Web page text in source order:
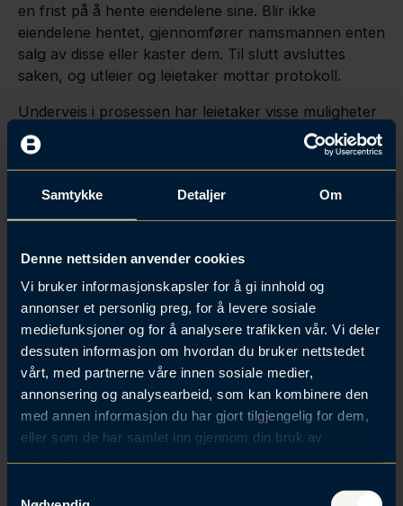
Samtykke Detaljer Om
Denne nettsiden anvender cookies
Vi bruker informasjonskapsler for å gi innhold og
annonser et personlig preg, for å levere sosiale
mediefunksjoner og for å analysere trafikken vår. Vi deler
dessuten informasjon om hvordan du bruker nettstedet
vårt, med partnerne våre innen sosiale medier,
annonsering og analysearbeid, som kan kombinere den
med annen informasjon du har gjort tilgjengelig for dem,
eller som de har samlet inn gjennom din bruk av
en frist på å hente eiendelene sine. Blir ikke
eiendelene hentet, gjennomfører namsmannen enten
salg av disse eller kaster dem. Til slutt avsluttes
saken, og utleier og leietaker mottar protokoll.
Underveis i prosessen har leietaker visse muligheter
til å unngå utkastelsen.
Dersom leietaker betaler skyldig leie og annen forfalt
leie frem til betalingstidspunktet med renter, samt
utkastelsen faktisk gjennomføres. Derfor bør utleiere
vurdere om utkastelsesvarselet etter
omstendighetene bør kombineres med et varsel om
oppsigelse eller erklæring om heving som en ekstra
sikkerhet.
Videre kan leietaker klage til tingretten med
oppsettende virkning etter tvangsfullbyrdelsesloven
§ 5-16. Begrunnelser kan være at leien er betalt,
eller at leietaker har et rettmessig motregningskrav.
Klagen fremsettes formelt for namsmannen og har
oppsettende virkning, med mindre namsmannen eller